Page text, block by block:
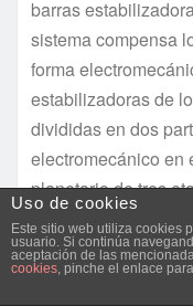
barras
sistema compensa
forma
estabilizadoras de
divididas en dos
electromecánico en
planetario de tres
carretera es
moderado, el
del estabilizador, lo
Uso de cookies
Este sitio web utiliza cookies
usuario. Si continúa
aceptación de las
cookies, pinche el enlace